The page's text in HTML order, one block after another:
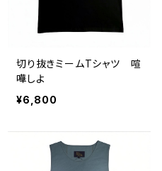
切り抜きミームTシャツ 喧
嘩しよ
¥6,800